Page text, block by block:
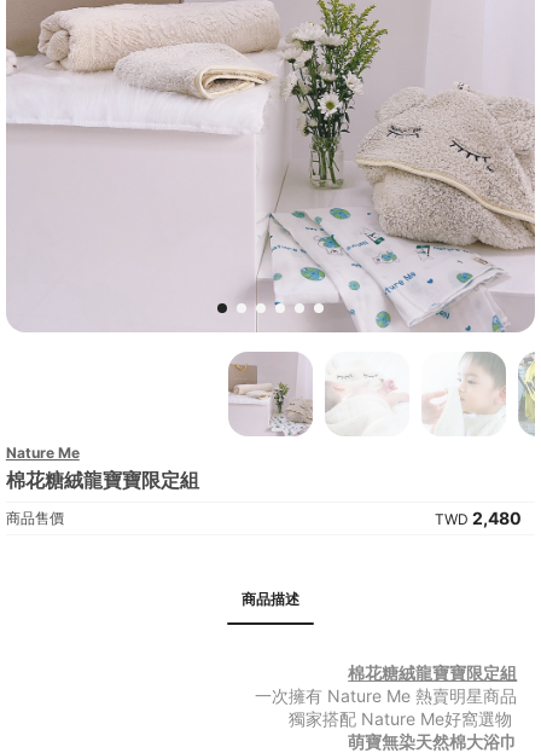
Nature Me
棉花糖絨龍寶寶限定組
商品售價 2,480
商品描述
棉花糖絨龍寶寶限定組
一次擁有 Nature Me 熱賣明星商品
獨家搭配 Nature Me好窩選物
萌寶無染天然棉大浴巾